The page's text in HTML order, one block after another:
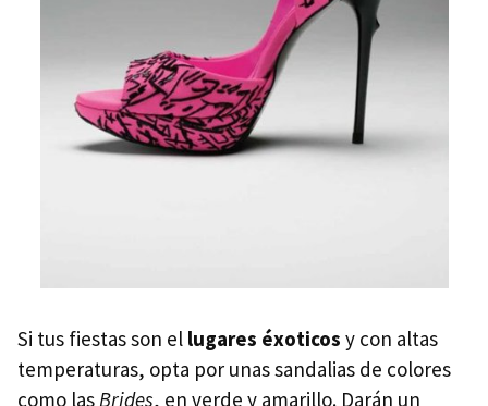
Si tus fiestas son el lugares éxoticos y con altas
temperaturas, opta por unas sandalias de colores
como lasBrides, en verde y amarillo. Darán un